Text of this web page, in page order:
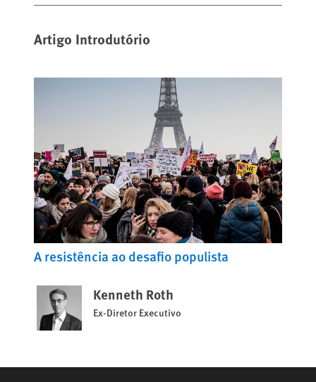
Artigo Introdutório
A resistência ao desafio populista
Kenneth Roth
Ex-Diretor Executivo